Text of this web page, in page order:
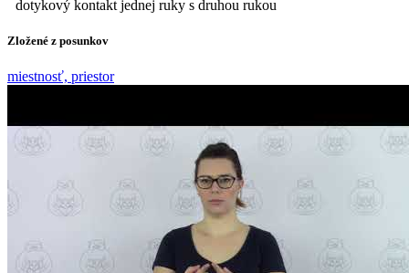
dotykový kontakt jednej ruky s druhou rukou
Zložené z posunkov
miestnosť, priestor